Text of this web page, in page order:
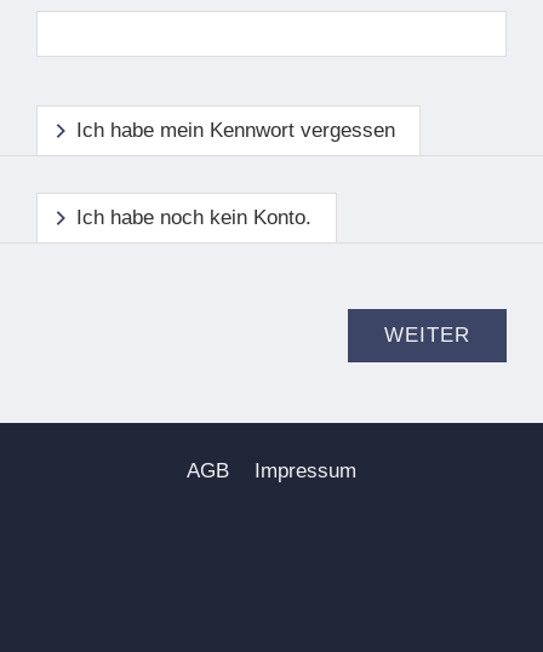
Ich habe mein Kennwort vergessen
Ich habe noch kein Konto.
AGB Impressum